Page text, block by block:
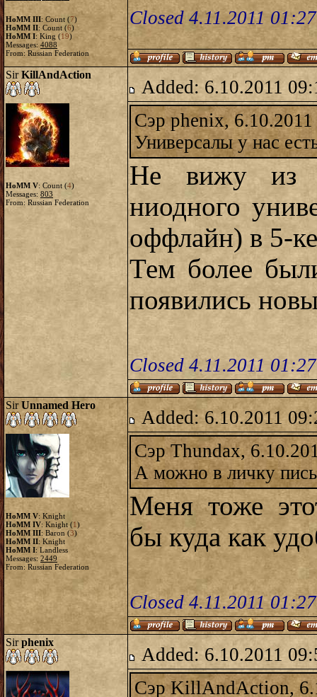
HoMM III: Count (7)
HoMM II: Count (6)
HoMM I: King (19)
Messages: 4088
From: Russian Federation
Closed 4.11.2011
SirKillAndAction
HoMM V: Count (4)
Messages: 803
From: Russian Federation
Added: 6.10.2011
Сэр phenix,
Универсалы у нас
Не вижу из
ниодного
оффлайн) в 5-ке
Тем более
появились
Closed 4.11.2011
SirUnnamed Hero
HoMM V: Knight
HoMM IV: Knight (1)
HoMM III: Baron (3)
HoMM II: Knight
HoMM I: Landless
Messages: 2449
From: Russian Federation
Added: 6.10.2011
Сэр Thundax,
А можно в личку
Меня тоже
бы куда как
Closed 4.11.2011
Sirphenix
Added: 6.10.2011
Сэр KillAndAction,